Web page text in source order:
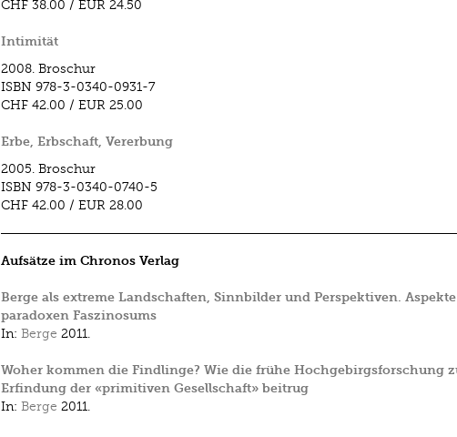
CHF 38.00 / EUR 24.50
Intimität
2008. Broschur
ISBN 978-3-0340-0931-7
CHF 42.00 / EUR 25.00
Erbe, Erbschaft, Vererbung
2005. Broschur
ISBN 978-3-0340-0740-5
CHF 42.00 / EUR 28.00
Aufsätze im Chronos Verlag
Berge als extreme Landschaften, Sinnbilder und Perspektiven.
paradoxen Faszinosums
In: Berge 2011.
Woher kommen die Findlinge? Wie die frühe Hochgebirgsforschung
Erfindung der «primitiven Gesellschaft» beitrug
In: Berge 2011.